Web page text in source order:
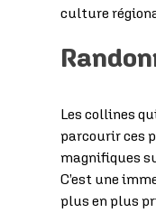
culture
Les collines
parcourir ces
magnifiques
C’est une
plus en plus